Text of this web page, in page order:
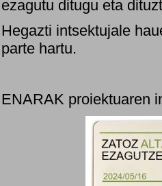
ezagutu ditugu eta
Hegazti intsektujale
parte hartu.
ENARAK proiektuaren